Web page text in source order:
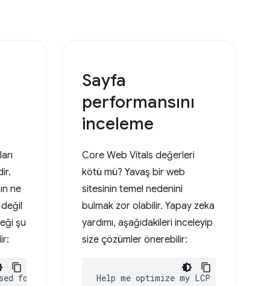
ne
değil
şu
for?
Sayfa
performansını
inceleme
Core Web Vitals değerleri
kötü mü? Yavaş bir web
sitesinin temel nedenini
bulmak zor olabilir. Yapay zeka
yardımı, aşağıdakileri inceleyip
size çözümler önerebilir:
Help me optimize my LCP score